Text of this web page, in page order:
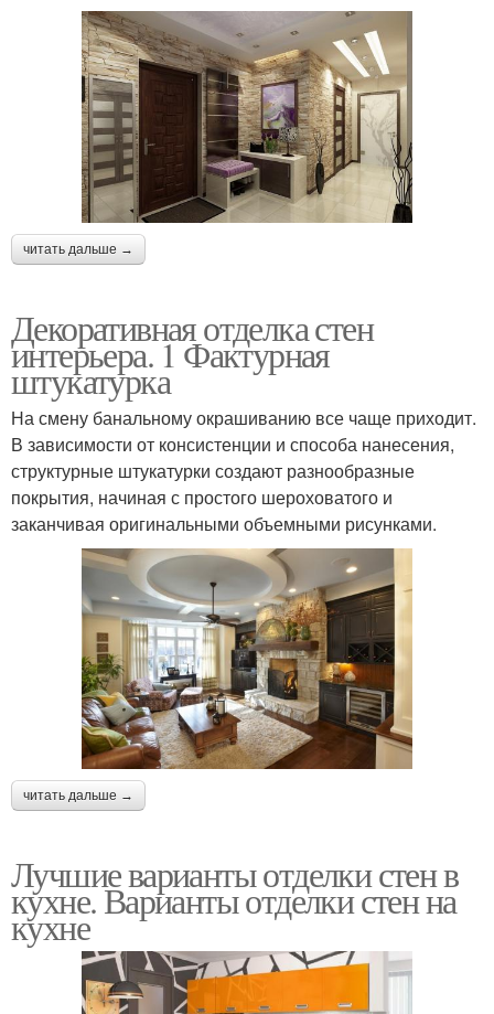
читать дальше →
Декоративная отделка стен
интерьера. 1 Фактурная
штукатурка
На смену банальному окрашиванию все чаще приходит.
В зависимости от консистенции и способа нанесения,
структурные штукатурки создают разнообразные
покрытия, начиная с простого шероховатого и
заканчивая оригинальными объемными рисунками.
читать дальше →
Лучшие варианты отделки стен в
кухне. Варианты отделки стен на
кухне